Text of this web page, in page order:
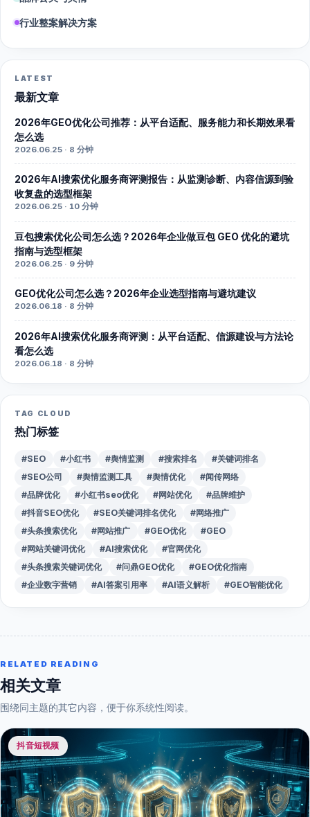
行业整案解决方案
LATEST
最新文章
2026年GEO优化公司推荐：从平台适配、服务能力和长期效果看
怎么选
2026.06.25 · 8 分钟
2026年AI搜索优化服务商评测报告：从监测诊断、内容信源到验
收复盘的选型框架
2026.06.25 · 10 分钟
豆包搜索优化公司怎么选？2026年企业做豆包 GEO 优化的避坑
指南与选型框架
2026.06.25 · 9 分钟
GEO优化公司怎么选？2026年企业选型指南与避坑建议
2026.06.18 · 8 分钟
2026年AI搜索优化服务商评测：从平台适配、信源建设与方法论
看怎么选
2026.06.18 · 8 分钟
TAG CLOUD
热门标签
#SEO #小红书 #舆情监测 #搜索排名
#关键词排名
#SEO公司
#舆情监测工具 #舆情优化
#闻传网络
#品牌优化
#小红书seo优化 #网站优化
#品牌维护
#抖音SEO优化
#SEO关键词排名优化
#网络推广
#头条搜索优化
#网站推广 #GEO优化
#GEO
#网站关键词优化
#AI搜索优化
#官网优化
#头条搜索关键词优化
#问鼎GEO优化
#GEO优化指南
#企业数字营销
#AI答案引用率 #AI语义解析 #GEO智能优化
RELATED READING
相关文章
围绕同主题的其它内容，便于你系统性阅读。
抖音短视频